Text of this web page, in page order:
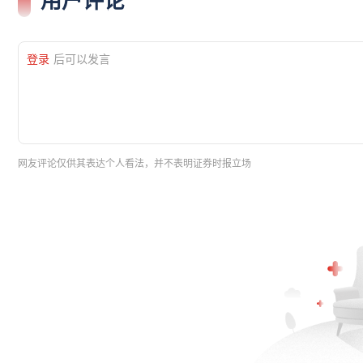
登录 后可以发言
网友评论仅供其表达个人看法，并不表明证券时报立场